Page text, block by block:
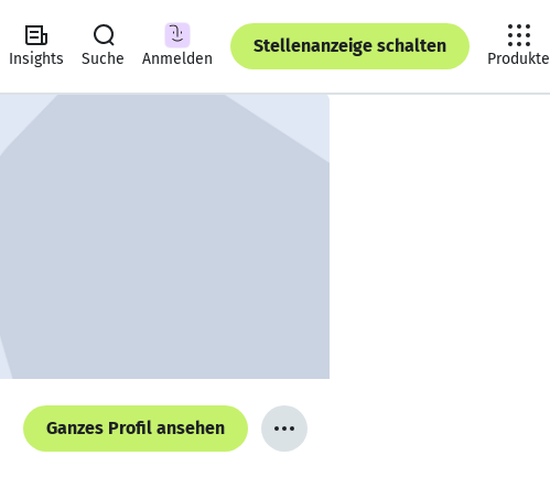
Insights Suche Anmelden
Stellenanzeige schalten
Produkte
Ganzes Profil ansehen